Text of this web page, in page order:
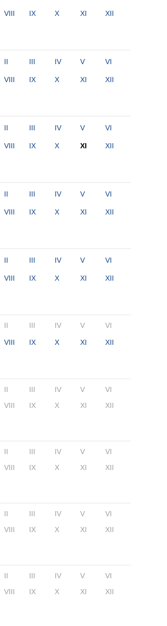
VIII IX X XI XII
II III IV V VI
VIII IX X XI XII
II III IV V VI
VIII IX X XI XII
II III IV V VI
VIII IX X XI XII
II III IV V VI
VIII IX X XI XII
II III IV V VI
VIII IX X XI XII
II III IV V
VI
VIII IX X XI XII
II III IV V
VI
VIII IX X XI XII
II III IV V
VI
VIII IX X XI XII
II III IV V
VI
VIII IX X XI XII